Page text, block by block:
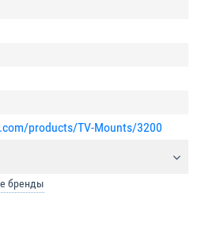
products/TV-Mounts/3200
бренды